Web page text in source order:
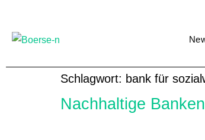
Schlagwort: bank für
Nachhaltige